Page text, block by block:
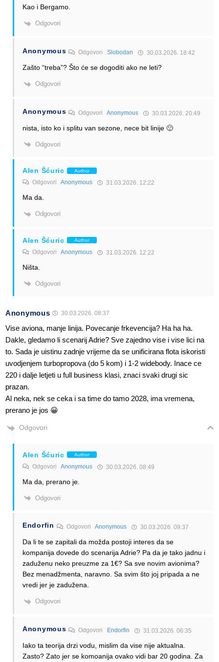
Kao i Bergamo.
Odgovori
Anonymous OdgovoriSlobodan 30.03.2026. 18:42
Zašto “treba”? Što će se dogoditi ako ne leti?
Odgovori
Anonymous OdgovoriAnonymous 30.03.2026. 20:49
nista, isto ko i splitu van sezone, nece bit linije 🙂
Odgovori
Alen Šćuric Author
Odgovori Anonymous 31.03.2026. 12:22
Ma da.
Odgovori
Alen Šćuric Author
Odgovori Anonymous 31.03.2026. 12:22
Ništa.
Odgovori
Anonymous 30.03.2026. 08:37
Vise aviona, manje linija. Povecanje frkevencija? Ha ha ha.
Dakle, gledamo li scenarij Adrie? Sve zajedno vise i vise lici na
to. Sada je uistinu zadnje vrijeme da se unificirana flota iskoristi
uvodjenjem turbopropova (do 5 kom) i 1-2 widebody. Inace ce
220 i dalje letjeti u full business klasi, znaci svaki drugi sic
prazan.
Al neka, nek se ceka i sa time do tamo 2028, ima vremena,
prerano je jos 😀
Odgovori
Alen Šćuric Author
Odgovori Anonymous 30.03.2026. 08:49
Ma da, prerano je.
Odgovori
Endorfin Odgovori Anonymous 30.03.2026. 09:37
Da li te se zapitali da možda postoji interes da se
kompanija dovede do scenarija Adrie? Pa da je tako jadnu i
zaduženu neko preuzme za 1€? Sa sve novim avionima?
Bez menadžmenta, naravno. Sa svim što joj pripada a ne
vredi jer je zadužena.
Odgovori
Anonymous Odgovori Endorfin 31.03.2026. 06:35
Iako ta teorija drzi vodu, mislim da vise nije aktualna.
Zasto? Zato jer se komoanija ovako vidi bar 20 godina. Za